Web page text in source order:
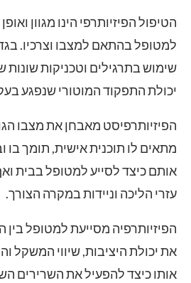
הטיפול הפיזיותרפי הינו מגוון
למטופל בהתאם למצבו וצרכיו.
שימוש בתרגילים וטכניקות
יכולת התפקוד המוטורי שנפגע
הפיזיותרפיסט מאבחן את מצבו
מתאים לו תוכנית אישית, תומך בו
אותם כיצד לסייע למטופל בבית
עזרי הליכה וניידות במקרה הצורך.
הפיזיותרפיה מסייעת למטופל
את יכולת היציבות, שיווי המשקל
אותו כיצד להפעיל את השרירים